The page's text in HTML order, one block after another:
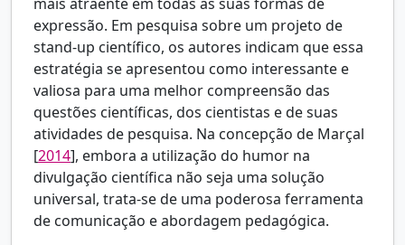
expressão. Em pesquisa sobre um projeto de
stand-up científico, os autores indicam que essa
estratégia se apresentou como interessante e
valiosa para uma melhor compreensão das
questões científicas, dos cientistas e de suas
atividades de pesquisa. Na concepção de Marçal
[2014], embora a utilização do humor na
divulgação científica não seja uma solução
universal, trata-se de uma poderosa ferramenta
de comunicação e abordagem pedagógica.